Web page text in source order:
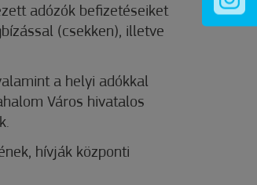
adózók befizetéseiket
(csekken), illetve
a helyi adókkal
Város hivatalos
hívják központi